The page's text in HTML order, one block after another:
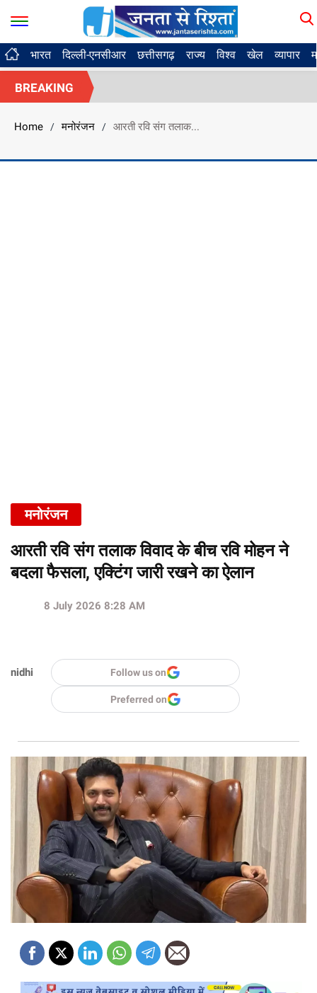
भारत दिल्ली-एनसीआर छत्तीसगढ़ राज्य विश्व खेल व्यापार
BREAKING
Home / मनोरंजन / आरती रवि संग तलाक...
मनोरंजन
आरती रवि संग तलाक विवाद के बीच रवि मोहन ने
बदला फैसला, एक्टिंग जारी रखने का ऐलान
nidhi
8 July 2026 8:28 AM
Follow us on
Preferred on